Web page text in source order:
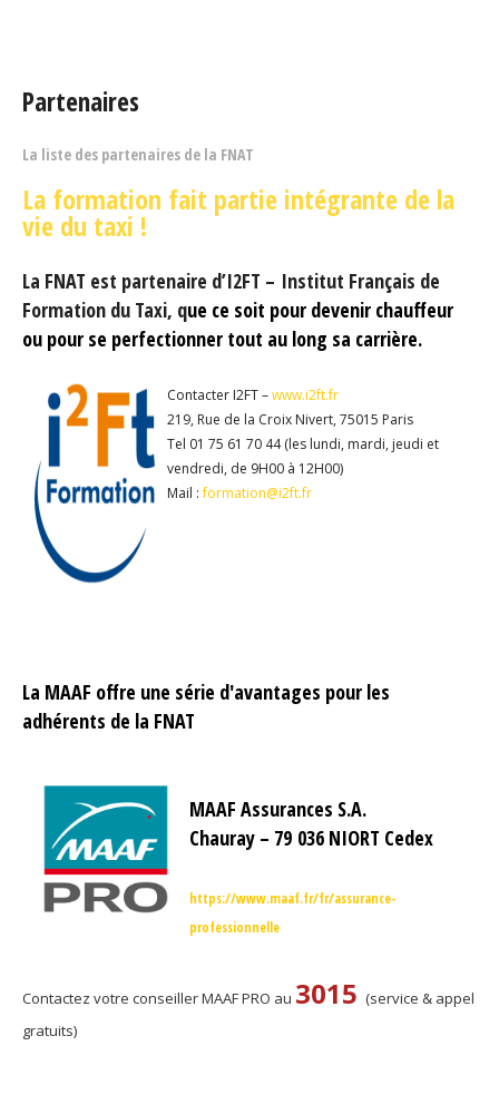
Partenaires
La liste des partenaires de la FNAT
La formation fait partie intégrante de la
vie du taxi !
La FNAT est partenaire d’I2FT – Institut Français de
Formation du Taxi, que ce soit pour devenir chauffeur
ou pour se perfectionner tout au long sa carrière.
Contacter I2FT –www.i2ft.fr
219, Rue de la Croix Nivert, 75015 Paris
Tel 01 75 61 70 44 (les lundi, mardi, jeudi et
vendredi, de 9H00 à 12H00)
Mail :formation@i2ft.fr
La MAAF offre une série d'avantages pour les
adhérents de la FNAT
MAAF Assurances S.A.
Chauray – 79 036 NIORT Cedex
https://www.maaf.fr/fr/assurance-
professionnelle
Contactez votre conseiller MAAF PRO au 3015 (service & appel
gratuits)